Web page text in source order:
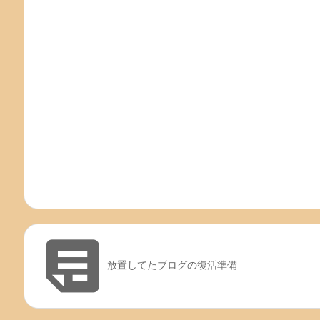
放置してたブログの復活準備